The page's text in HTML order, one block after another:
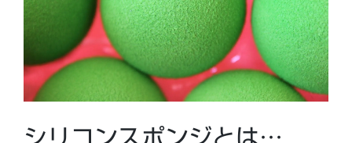
ジ
成
し
ま
シリコンスポンジとは…